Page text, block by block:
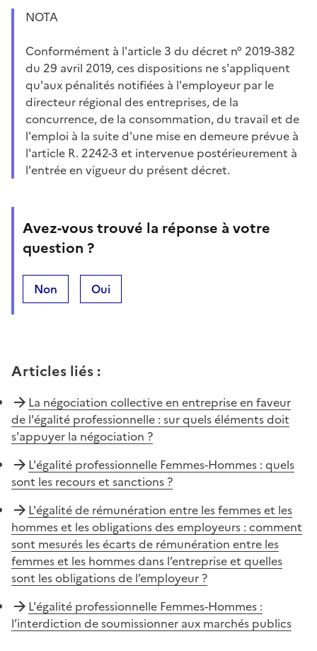
NOTA
Conformément à l'article 3 du décret n° 2019-382
du 29 avril 2019, ces dispositions ne s'appliquent
qu'aux pénalités notifiées à l'employeur par le
directeur régional des entreprises, de la
concurrence, de la consommation, du travail et de
l'emploi à la suite d'une mise en demeure prévue à
l'article R. 2242-3 et intervenue postérieurement à
l'entrée en vigueur du présent décret.
Avez-vous trouvé la réponse à votre
question ?
Non Oui
Articles liés :
La négociation collective en entreprise en faveur
de l'égalité professionnelle : sur quels éléments doit
s'appuyer la négociation ?
L'égalité professionnelle Femmes-Hommes : quels
sont les recours et sanctions ?
L'égalité de rémunération entre les femmes et les
hommes et les obligations des employeurs : comment
sont mesurés les écarts de rémunération entre les
femmes et les hommes dans l’entreprise et quelles
sont les obligations de l’employeur ?
L'égalité professionnelle Femmes-Hommes :
l’interdiction de soumissionner aux marchés publics